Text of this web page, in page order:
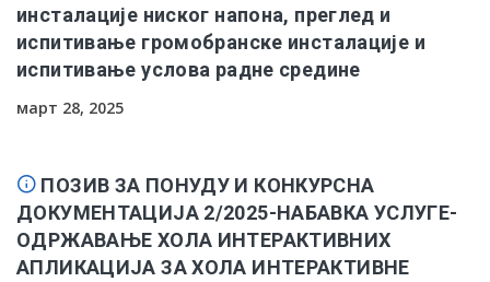
инсталације ниског напона, преглед и
испитивање громобранске инсталације и
испитивање услова радне средине
март 28, 2025
ПОЗИВ ЗА ПОНУДУ И КОНКУРСНА
ДОКУМЕНТАЦИЈА 2/2025-НАБАВКА УСЛУГЕ-
ОДРЖАВАЊЕ ХОЛА ИНТЕРАКТИВНИХ
АПЛИКАЦИЈА ЗА ХОЛА ИНТЕРАКТИВНЕ